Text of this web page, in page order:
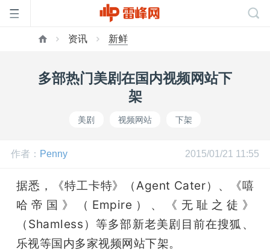
网
资讯 新鲜
多部热门美剧在国内视频网站下
架
美剧 视频网站 下架
作者： Penny 2015/01/21 11:55
据悉，《特工卡特》（Agent Cater）、《嘻
哈帝国》（Empire）、《无耻之徒》
（Shamless）等多部新老美剧目前在搜狐、
乐视等国内多家视频网站下架。